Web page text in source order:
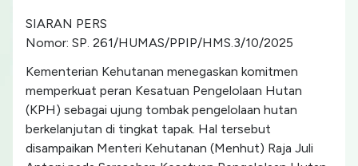
SIARAN PERS
Nomor: SP. 261/HUMAS/PPIP/HMS.3/10/2025
Kementerian Kehutanan menegaskan komitmen
memperkuat peran Kesatuan Pengelolaan Hutan
(KPH) sebagai ujung tombak pengelolaan hutan
berkelanjutan di tingkat tapak. Hal tersebut
disampaikan Menteri Kehutanan (Menhut) Raja Juli